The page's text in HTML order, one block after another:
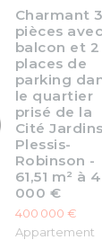
Charmant 3
pièces avec
balcon et 2
places de
parking
le quartier
prisé de la
Cité
Plessis-
Robinson -
61,51 m² à
000 €
400 000 €
Appartement